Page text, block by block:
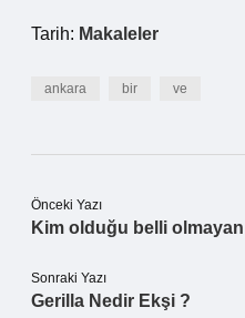
Tarih: Makaleler
ankara bir ve
Önceki Yazı
Kim olduğu belli
Sonraki Yazı
Gerilla Nedir Ekşi ?